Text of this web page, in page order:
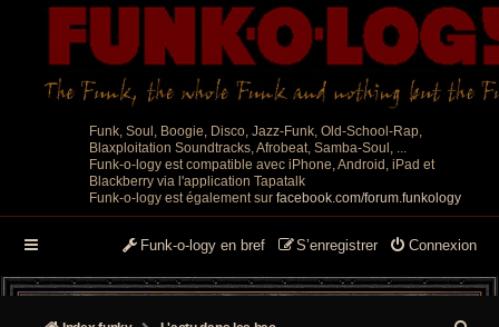
Funk, Soul, Boogie, Disco, Jazz-Funk, Old-School-Rap,
Blaxploitation Soundtracks, Afrobeat, Samba-Soul, ...
Funk-o-logy est compatible avec iPhone, Android, iPad et
Blackberry via l'application Tapatalk
Funk-o-logy est également sur facebook.com/forum.funkology
Connexion
S’enregistrer
Funk-o-logy en bref